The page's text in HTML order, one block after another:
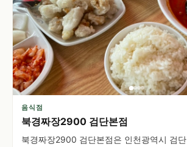
음식점
북경짜장2900 검단본점
북경짜장2900 검단본점은 인천광역시 검